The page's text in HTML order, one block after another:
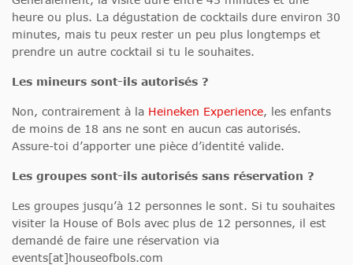
heure ou plus. La dégustation de cocktails dure environ 30
minutes, mais tu peux rester un peu plus longtemps et
prendre un autre cocktail si tu le souhaites.
Les mineurs sont-ils autorisés ?
Non, contrairement à la Heineken Experience, les enfants
de moins de 18 ans ne sont en aucun cas autorisés.
Assure-toi d’apporter une pièce d’identité valide.
Les groupes sont-ils autorisés sans réservation ?
Les groupes jusqu’à 12 personnes le sont. Si tu souhaites
visiter la House of Bols avec plus de 12 personnes, il est
demandé de faire une réservation via
events[at]houseofbols.com